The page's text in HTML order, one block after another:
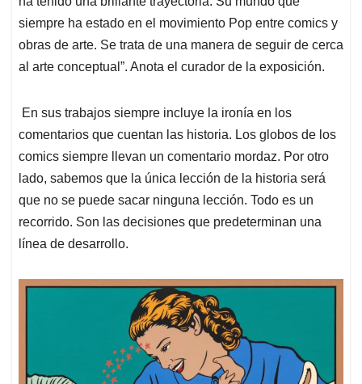
siempre ha estado en el movimiento Pop entre comics y
obras de arte. Se trata de una manera de seguir de cerca
al arte conceptual”. Anota el curador de la exposición.
En sus trabajos siempre incluye la ironía en los
comentarios que cuentan las historia. Los globos de los
comics siempre llevan un comentario mordaz. Por otro
lado, sabemos que la única lección de la historia será
que no se puede sacar ninguna lección. Todo es un
recorrido. Son las decisiones que predeterminan una
línea de desarrollo.